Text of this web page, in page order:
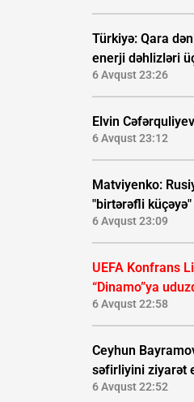
Türkiyə: Qara
enerji dəhlizləri
6 Avqust 23:26
Elvin
6 Avqust 23:12
Matviyenko:
"birtərəfli
6 Avqust 23:09
UEFA Konfrans
“Dinamo”ya
6 Avqust 22:58
Ceyhun
səfirliyini ziyarət
6 Avqust 22:52